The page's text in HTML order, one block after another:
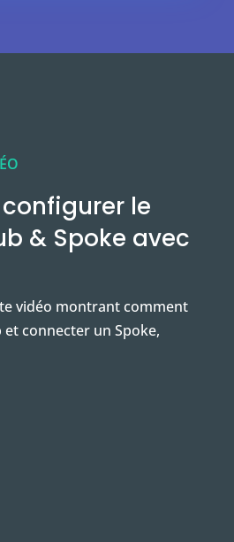
le
& Spoke avec
vidéo montrant comment
connecter un Spoke,